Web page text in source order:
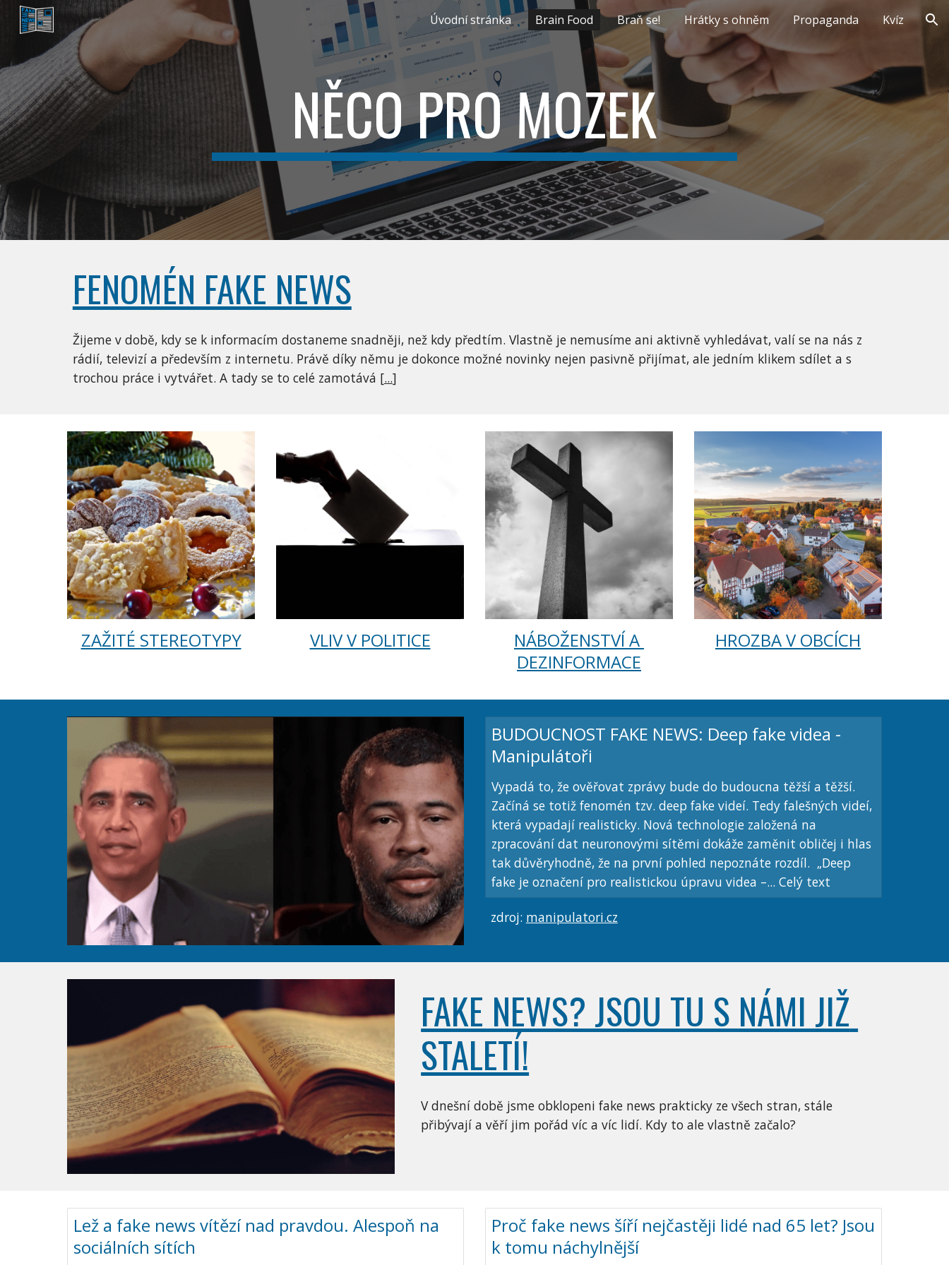
Skip to main content Skip to navigation
Úvodní stránka Brain Food Braň se! Hrátky s ohněm Propaganda Kvíz
NĚCO PRO MOZEK
FENOMÉN FAKE NEWS
Žijeme v době, kdy se k informacím dostaneme snadněji, než kdy předtím. Vlastně je nemusíme ani aktivně vyhledávat, valí se na nás z
rádií, televizí a především z internetu. Právě díky němu je dokonce možné novinky nejen pasivně přijímat, ale jedním klikem sdílet a s
trochou práce i vytvářet. A tady se to celé zamotává [...]
ZAŽITÉ STEREOTYPY VLIV V POLITICE
NÁBOŽENSTVÍ A
DEZINFORMACE
HROZBA V OBCÍCH
BUDOUCNOST FAKE NEWS: Deep fake videa -
Manipulátoři
Vypadá to, že ověřovat zprávy bude do budoucna těžší a těžší.
Začíná se totiž fenomén tzv. deep fake videí. Tedy falešných videí,
která vypadají realisticky. Nová technologie založená na
zpracování dat neuronovými sítěmi dokáže zaměnit obličej i hlas
tak důvěryhodně, že na první pohled nepoznáte rozdíl. „Deep
fake je označení pro realistickou úpravu videa –... Celý text
zdroj: manipulatori.cz
FAKE NEWS? JSOU TU S NÁMI JIŽ
STALETÍ!
V dnešní době jsme obklopeni fake news prakticky ze všech stran, stále
přibývají a věří jim pořád víc a víc lidí. Kdy to ale vlastně začalo?
Lež a fake news vítězí nad pravdou. Alespoň na
sociálních sítích
Proč fake news šíří nejčastěji lidé nad 65 let? Jsou
k tomu náchylnější